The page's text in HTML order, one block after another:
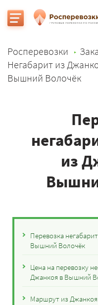
Росперевозки
Негабарит из
Вышний Волочёк
из
Перевозка
Вышний Волочёк
Цена на перевозку
Джанкоя в Вышний
Маршрут из